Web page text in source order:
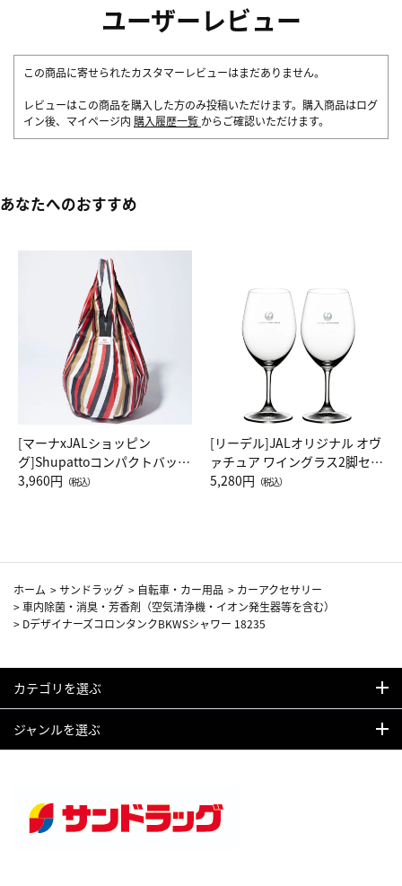
ユーザーレビュー
この商品に寄せられたカスタマーレビューはまだありません。
レビューはこの商品を購入した方のみ投稿いただけます。購入商品はログ
イン後、マイページ内 購入履歴一覧 からご確認いただけます。
あなたへのおすすめ
[マーナxJALショッピン
グ]Shupattoコンパクトバッグ
Drop JAL客室乗務員（LC）ス
3,960円 （税込）
[リーデル]JALオリジナル オヴ
ァチュア ワイングラス2脚セッ
ト（レッドワイン）
5,280円 （税込）
ホーム >サンドラッグ > 自転車・カー用品 > カーアクセサリー
>車内除菌・消臭・芳香剤（空気清浄機・イオン発生器等を含む）
> DデザイナーズコロンタンクBKWSシャワー 18235
カテゴリを選ぶ
ジャンルを選ぶ